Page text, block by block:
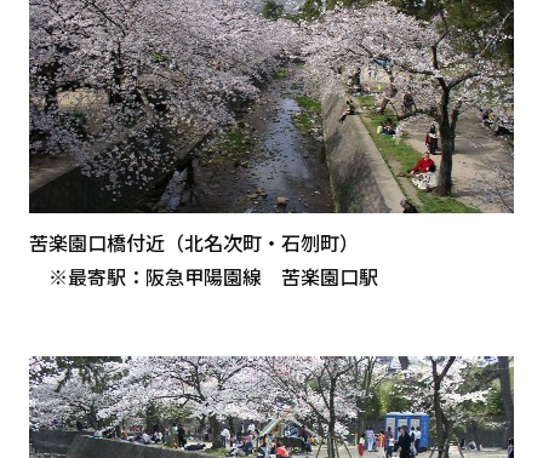
苦楽園口橋付近（北名次町・石刎町）
※最寄駅：阪急甲陽園線 苦楽園口駅